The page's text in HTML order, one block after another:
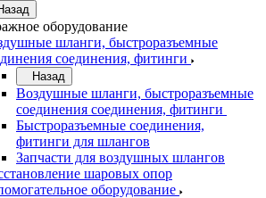
оборудование
шланги, быстроразъемные
соединения, фитинги
Назад
Воздушные шланги, быстроразъемные
соединения соединения, фитинги
Быстроразъемные соединения,
фитинги для шлангов
Запчасти для воздушных шлангов
шаровых опор
оборудование